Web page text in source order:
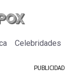
Celebridades
PUBLICIDAD